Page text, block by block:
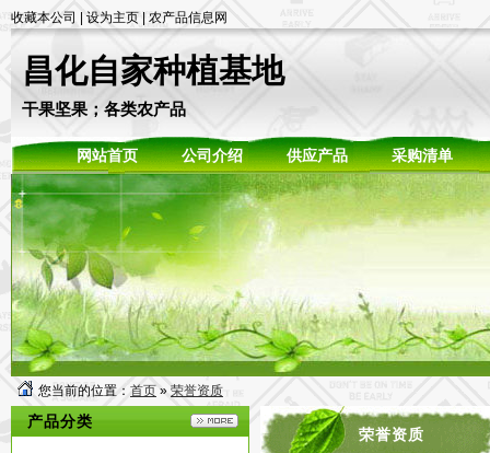
收藏本公司 设为主页 农产品信息网
昌化自家种植基地
干果坚果；各类农产品
网站首页 公司介绍 供应产品 采购清单
您当前的位置： 首页 » 荣誉资质
产品分类
荣誉资质